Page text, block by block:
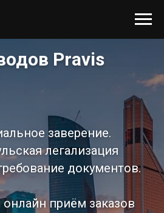
Pravis
заверение.
легализация
документов.
приём заказов